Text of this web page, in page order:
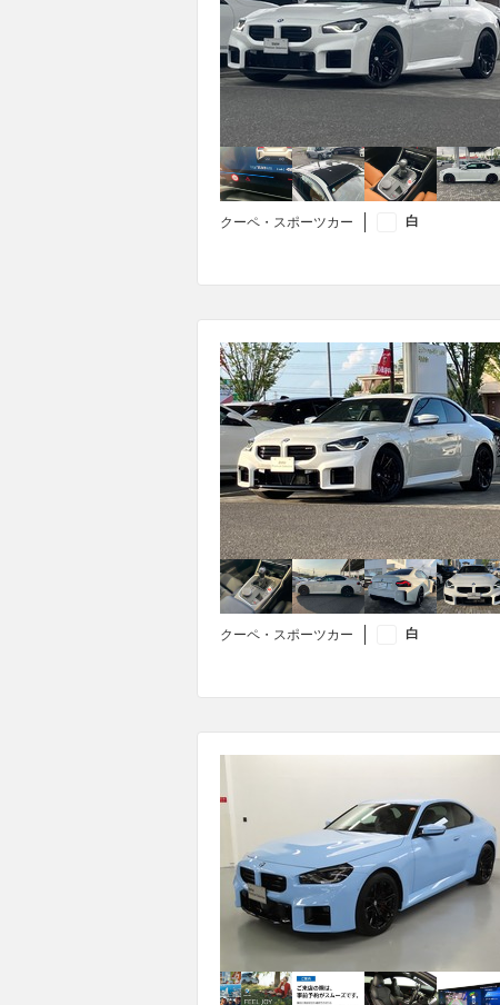
クーペ・スポーツカー 白
クーペ・スポーツカー 白